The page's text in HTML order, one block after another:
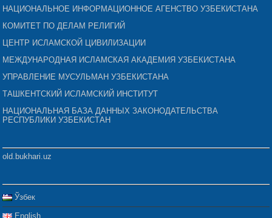
НАЦИОНАЛЬНОЕ ИНФОРМАЦИОННОЕ АГЕНСТВО УЗБЕКИСТАНА
КОМИТЕТ ПО ДЕЛАМ РЕЛИГИЙ
ЦЕНТР ИСЛАМСКОЙ ЦИВИЛИЗАЦИИ
МЕЖДУНАРОДНАЯ ИСЛАМСКАЯ АКАДЕМИЯ УЗБЕКИСТАНА
УПРАВЛЕНИЕ МУСУЛЬМАН УЗБЕКИСТАНА
ТАШКЕНТСКИЙ ИСЛАМСКИЙ ИНСТИТУТ
НАЦИОНАЛЬНАЯ БАЗА ДАННЫХ ЗАКОНОДАТЕЛЬСТВА
РЕСПУБЛИКИ УЗБЕКИСТАН
old.bukhari.uz
Ўзбек
English